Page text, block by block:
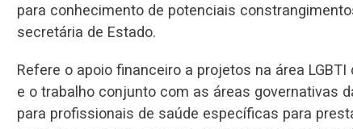
para conhecimento de potenciais
secretária de Estado.
Refere o apoio financeiro a projetos na área
e o trabalho conjunto com as áreas governativas
para profissionais de saúde específicas para